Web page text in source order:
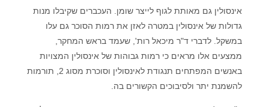
אינסולין גם מאותת לגוף לייצר שומן. העכברים שקיבלו מנות
גדולות של אינסולין במטרה לאזן את רמות הסוכר גם עלו
במשקל. לדברי ד"ר מיכאל רות', שעמד בראש המחקר,
ממצעים אלו מראים כי רמות גבוהות של אינסולין המצויות
באנשים המפתחים תנגודת לאינסולין וסוכרת מסוג 2, תורמות
להשמנת יתר ולסיבוכים הקשורים בה.